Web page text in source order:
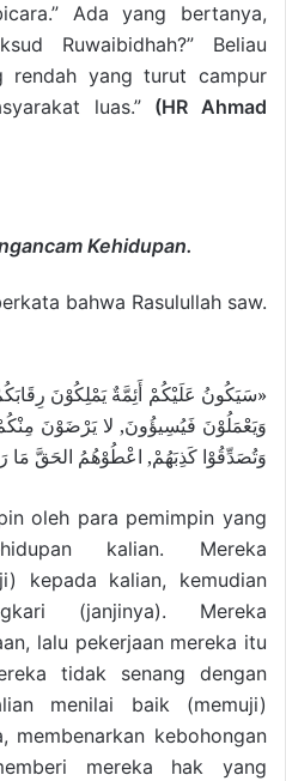
Ada yang bertanya,
Ruwaibidhah?” Beliau
rendah yang turut campur
luas.” (HR Ahmad
Kehidupan.
bahwa Rasulullah saw.
«سَيَكُونُ عَلَيْكُمْ أَئِمَّةٌ يَمْلِكُوْنَ
وَيَعْمَلُوْنَ فَيُسِيؤُونَ, لا يَرْضَوْنَ
وَتُصَدِّقُوْا كَذِبَهُمْ, اعْطُوْهُمُ الحَقَّ مَا
oleh para pemimpin yang
kalian. Mereka
kepada kalian, kemudian
(janjinya). Mereka
lalu pekerjaan mereka itu
tidak senang dengan
menilai baik (memuji)
membenarkan kebohongan
mereka hak yang